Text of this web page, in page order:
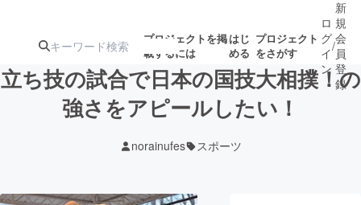
プロジェクトを掲
載するには
はじ
める
プロジェクト
をさがす
ジェクト
ロジェクト
ロ
グ
イ
ン
/
新
規
会
員
登
録
立ち技の試合で日本の国技大相撲！の
強さをアピールしたい！
norainufes スポーツ